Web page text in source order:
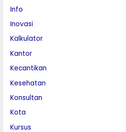
Info
Inovasi
Kalkulator
Kantor
Kecantikan
Kesehatan
Konsultan
Kota
Kursus